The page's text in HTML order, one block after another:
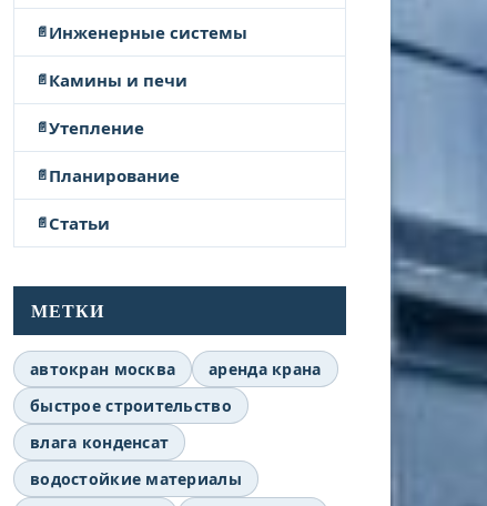
Инженерные системы
Камины и печи
Утепление
Планирование
Статьи
МЕТКИ
автокран москва
аренда крана
быстрое строительство
влага конденсат
водостойкие материалы